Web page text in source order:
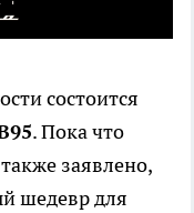
состоится
. Пока что
заявлено,
шедевр для